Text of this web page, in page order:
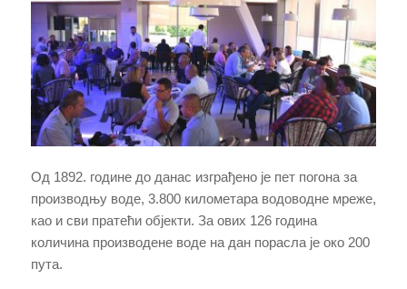
Од 1892. године до данас изграђено је пет погона за
производњу воде, 3.800 километара водоводне мреже,
као и сви пратећи објекти. За ових 126 година
количина производене воде на дан порасла је око 200
пута.